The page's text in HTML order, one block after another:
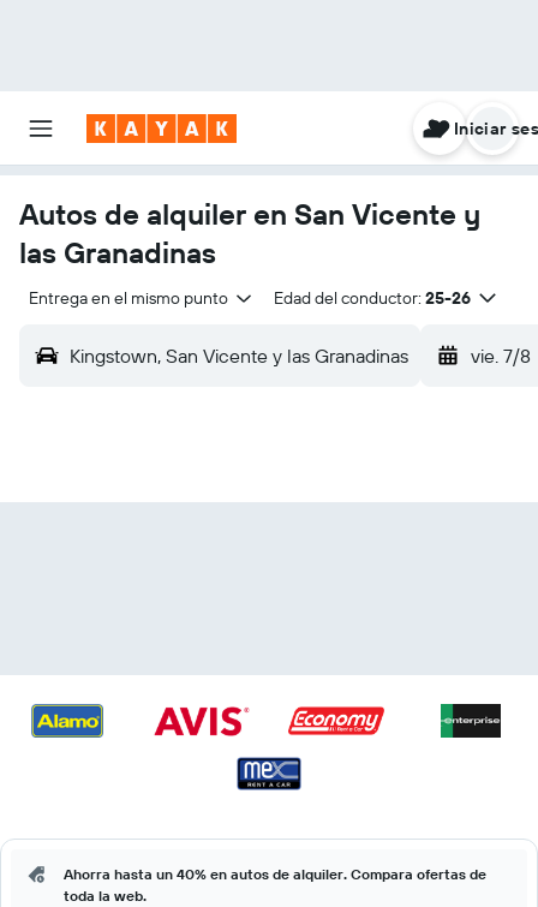
Iniciar
Autos de alquiler en San Vicente y
las Granadinas
Entrega en el mismo punto Edad del conductor: 25-26
Kingstown, San Vicente y las Granadinas vie. 7/8
Ahorra hasta un 40% en autos de alquiler. Compara ofertas de
toda la web.